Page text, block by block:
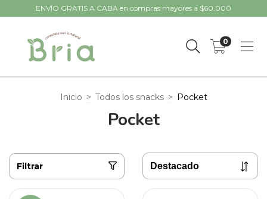
ENVÍO GRATIS A CABA en compras mayores a $60.000
0
Inicio > Todos los snacks > Pocket
Pocket
Filtrar